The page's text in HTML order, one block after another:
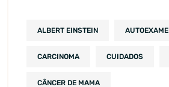
ALBERT EINSTEIN AUTOEXAME
CARCINOMA CUIDADOS
CÂNCER DE MAMA